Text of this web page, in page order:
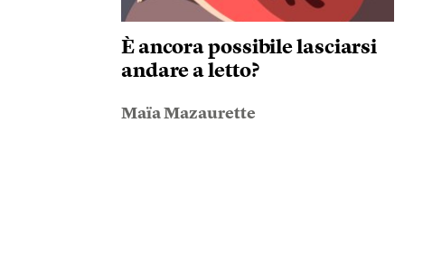
È ancora possibile lasciarsi
andare a letto?
Maïa Mazaurette